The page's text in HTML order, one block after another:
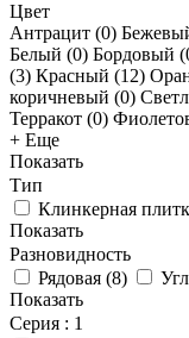
Цвет
Антрацит (0)
Белый (0) Бордовый (
(3) Красный (12)
коричневый (0)
Терракот (0)
+ Еще
Показать
Тип
Клинкерная
Показать
Разновидность
Рядовая (8)
Показать
Серия : 1